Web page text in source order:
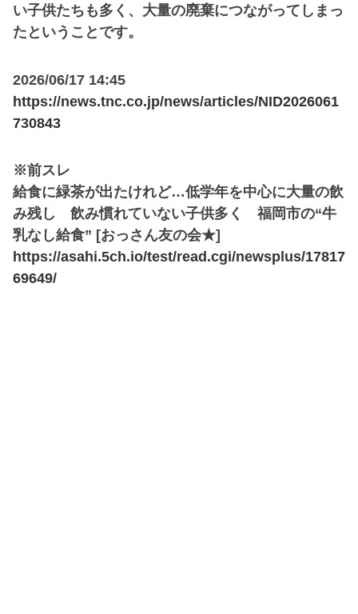
い子供たちも多く、大量の廃棄につながってしまっ
たということです。
2026/06/17 14:45
https://news.tnc.co.jp/news/articles/NID2026061
730843
※前スレ
給食に緑茶が出たけれど…低学年を中心に大量の飲
み残し 飲み慣れていない子供多く 福岡市の“牛
乳なし給食” [おっさん友の会★]
https://asahi.5ch.io/test/read.cgi/newsplus/17817
69649/